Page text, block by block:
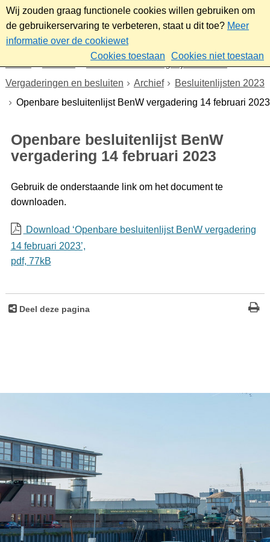
Wij zouden graag functionele cookies willen gebruiken om
de gebruikerservaring te verbeteren, staat u dit toe? Meer
informatie over de cookiewet
Cookies toestaan
Cookies niet toestaan
Gemeenteraad/Dagelijks bestuur
Vergaderingen en besluiten
Archief
Besluitenlijsten 2023
Openbare besluitenlijst BenW vergadering 14 februari 2023
Openbare besluitenlijst BenW
vergadering 14 februari 2023
Gebruik de onderstaande link om het document te
downloaden.
Download ‘Openbare besluitenlijst BenW vergadering
14 februari 2023’,
pdf, 77kB
Deel deze pagina